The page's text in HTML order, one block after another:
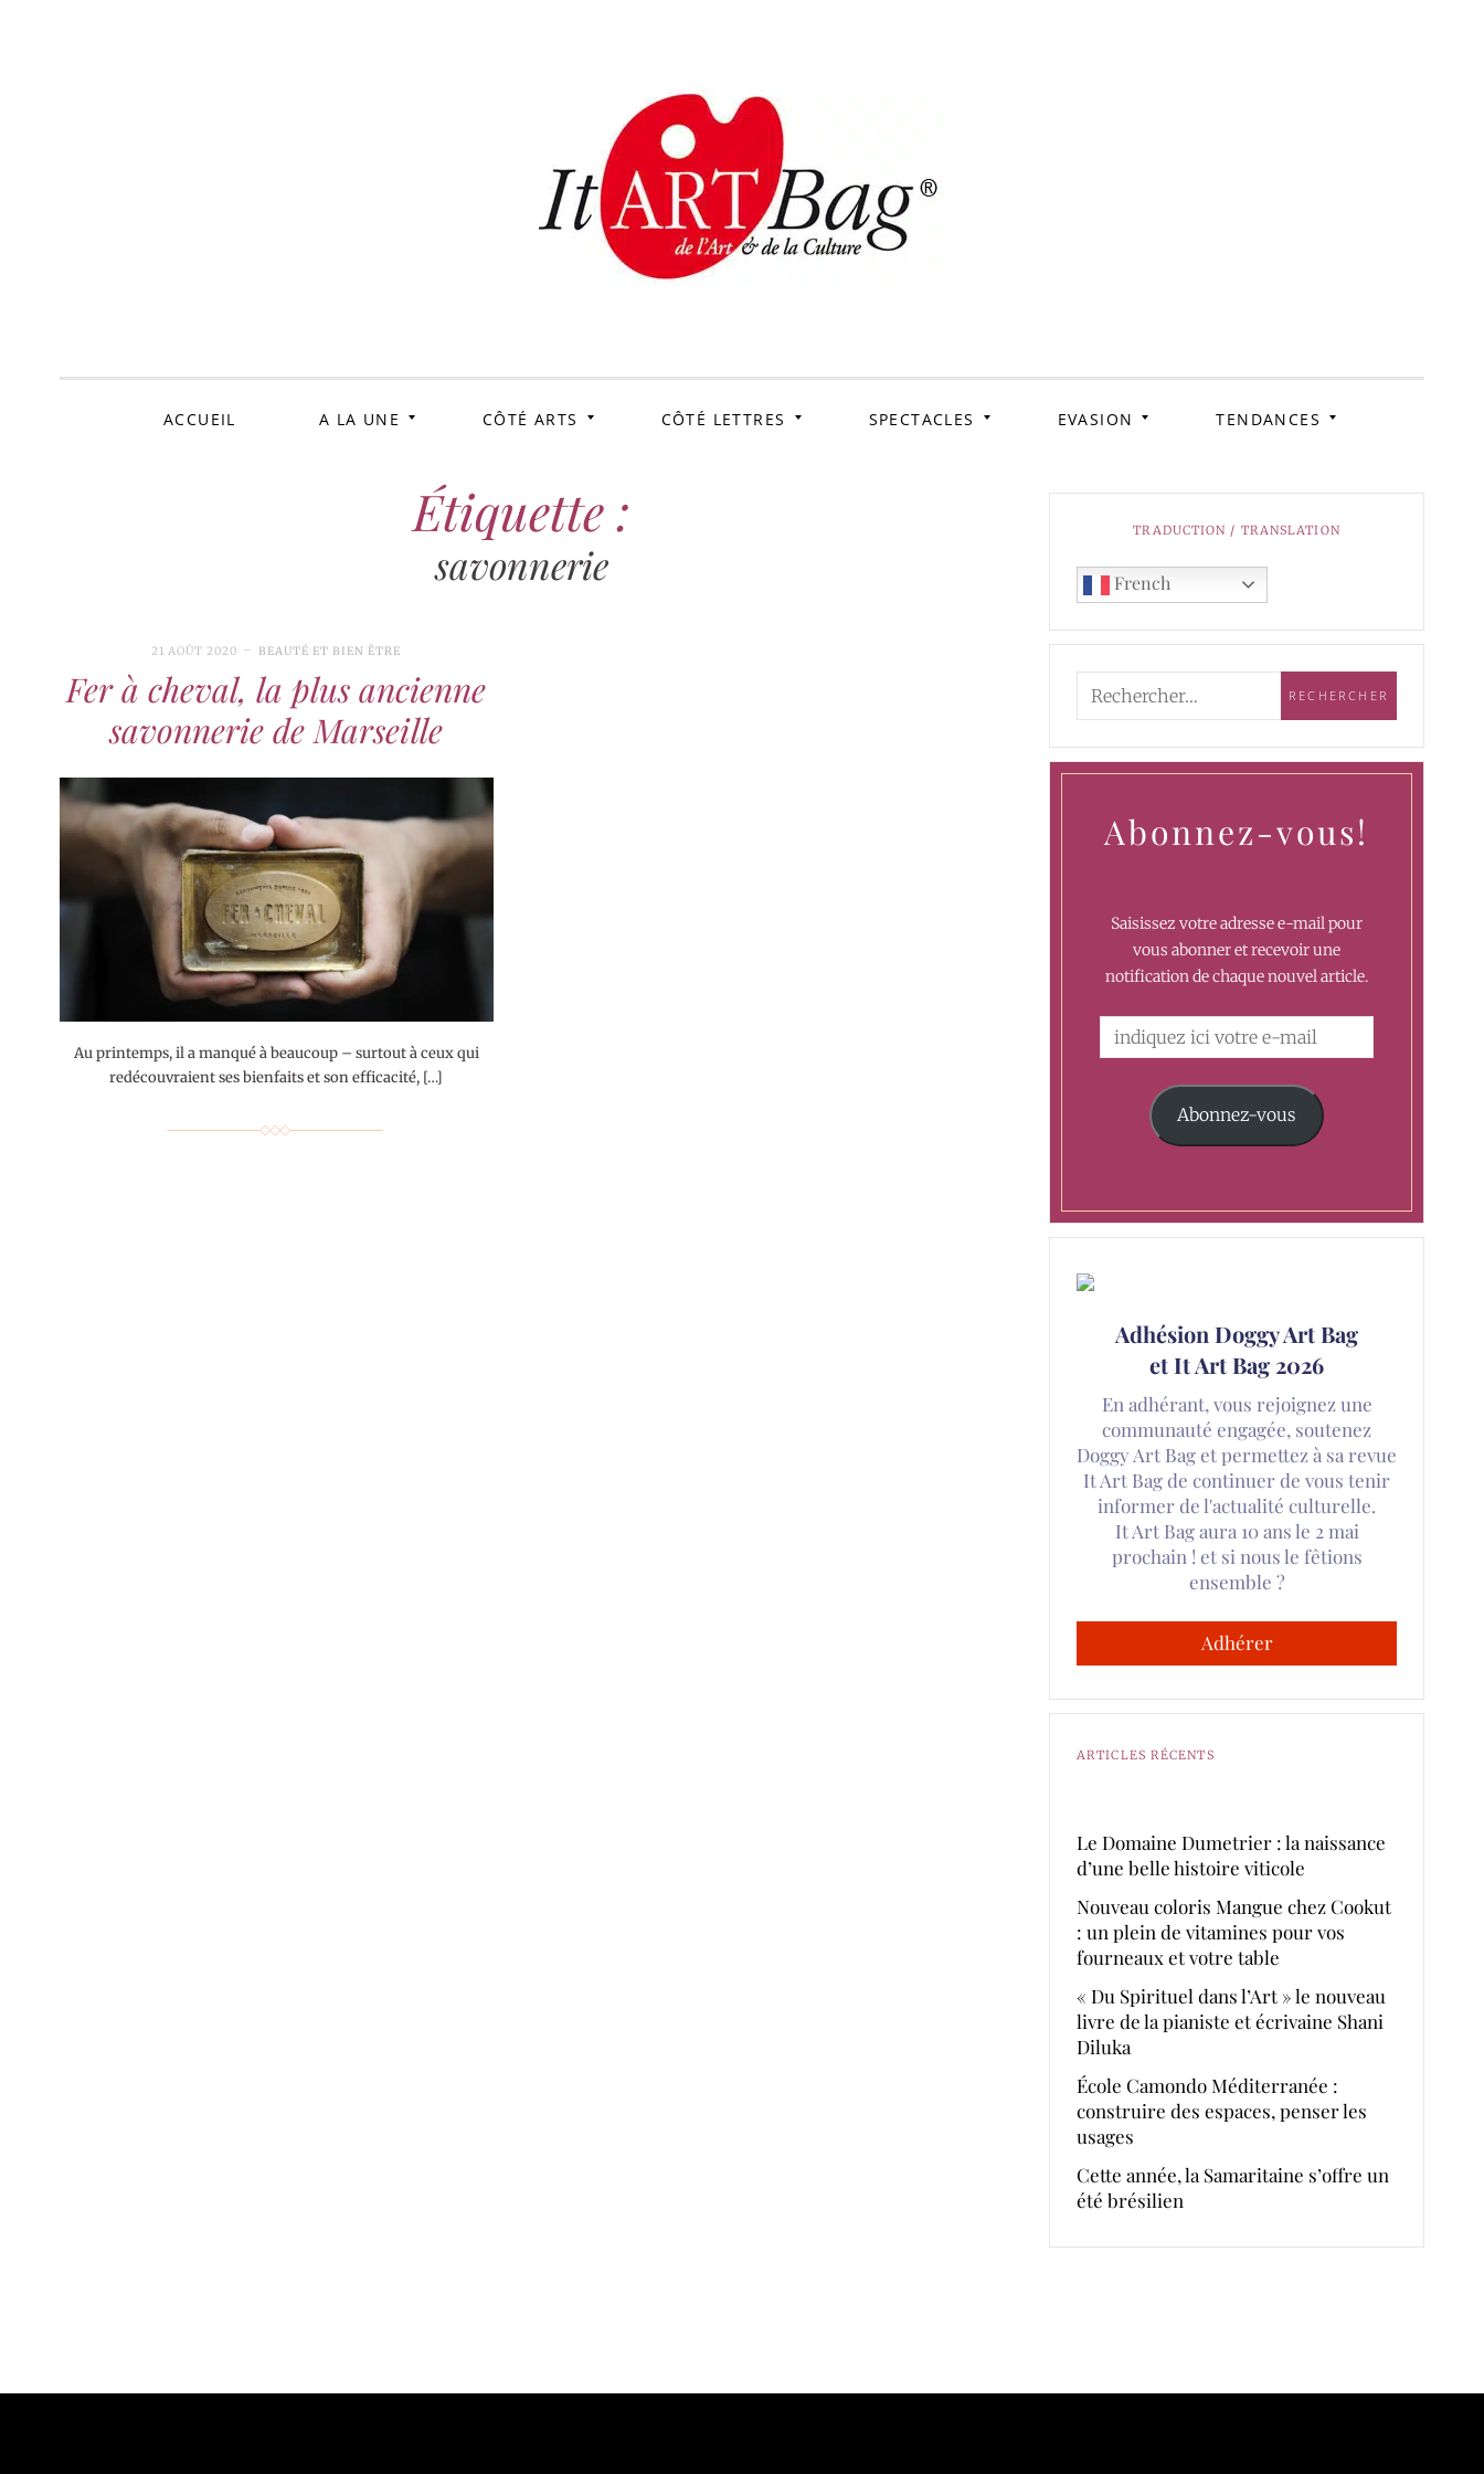
ItArtBag
ACCUEIL A LA UNE CÔTÉ ARTS CÔTÉ LETTRES SPECTACLES EVASION TENDANCES
Étiquette :
savonnerie
21 AOÛT 2020 BEAUTÉ ET BIEN ÊTRE
Fer à cheval, la plus ancienne
savonnerie de Marseille
Au printemps, il a manqué à beaucoup – surtout à ceux qui
redécouvraient ses bienfaits et son efficacité, […]
TRADUCTION / TRANSLATION
French
Abonnez-vous!
Saisissez votre adresse e-mail pour
vous abonner et recevoir une
notification de chaque nouvel article.
Abonnez-vous
Adhésion Doggy Art Bag
et It Art Bag 2026
En adhérant, vous rejoignez une
communauté engagée, soutenez
Doggy Art Bag et permettez à sa revue
It Art Bag de continuer de vous tenir
informer de l'actualité culturelle.
It Art Bag aura 10 ans le 2 mai
prochain ! et si nous le fêtions
ensemble ?
Adhérer
ARTICLES RÉCENTS
Le Domaine Dumetrier : la naissance
d’une belle histoire viticole
Nouveau coloris Mangue chez Cookut
: un plein de vitamines pour vos
fourneaux et votre table
« Du Spirituel dans l’Art » le nouveau
livre de la pianiste et écrivaine Shani
Diluka
École Camondo Méditerranée :
construire des espaces, penser les
usages
Cette année, la Samaritaine s’offre un
été brésilien